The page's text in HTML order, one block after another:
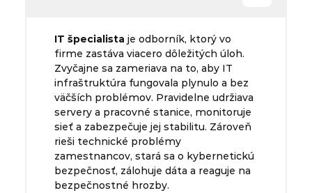
IT špecialista je odborník, ktorý vo
firme zastáva viacero dôležitých úloh.
Zvyčajne sa zameriava na to, aby IT
infraštruktúra fungovala plynulo a bez
väčších problémov. Pravidelne udržiava
servery a pracovné stanice, monitoruje
sieť a zabezpečuje jej stabilitu. Zároveň
rieši technické problémy
zamestnancov, stará sa o kybernetickú
bezpečnosť, zálohuje dáta a reaguje na
bezpečnostné hrozby.